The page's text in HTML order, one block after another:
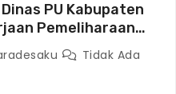
PU Kabupaten
Pemeliharaan
Tidak Ada